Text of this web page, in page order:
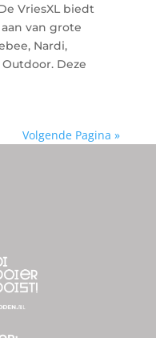
VriesXL biedt
van grote
Nardi,
Deze
Volgende Pagina »